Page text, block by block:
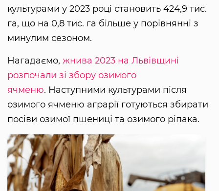
культурами у 2023 році становить 424,9 тис.
га, що на 0,8 тис. га більше у порівнянні з
минулим сезоном.
Нагадаємо, жнива 2023 на Львівщині
розпочали зі збору озимого
ячменю. Наступними культурами після
озимого ячменю аграрії готуються збирати
посіви озимої пшениці та озимого ріпака.